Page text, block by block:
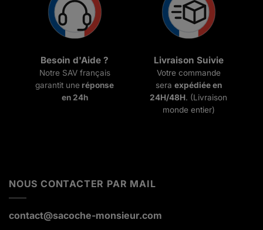
Besoin d'Aide ?
Notre SAV français
garantit une réponse
en 24h
Livraison Suivie
Votre commande
sera expédiée en
24H/48H. (Livraison
monde entier)
NOUS CONTACTER PAR MAIL
contact@sacoche-monsieur.com